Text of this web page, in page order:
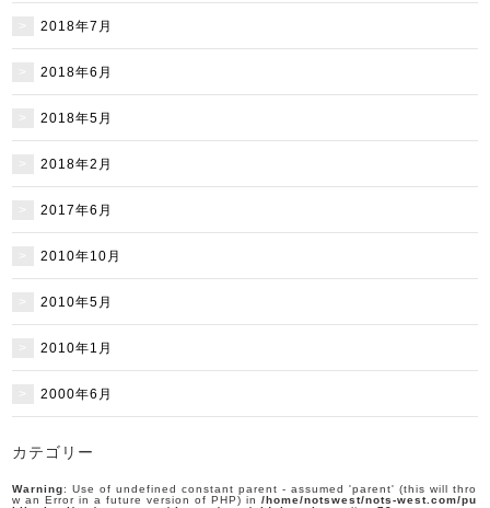
2018年7月
2018年6月
2018年5月
2018年2月
2017年6月
2010年10月
2010年5月
2010年1月
2000年6月
カテゴリー
Warning: Use of undefined constant parent - assumed 'parent' (this will thro
w an Error in a future version of PHP) in/home/notswest/nots-west.com/pu